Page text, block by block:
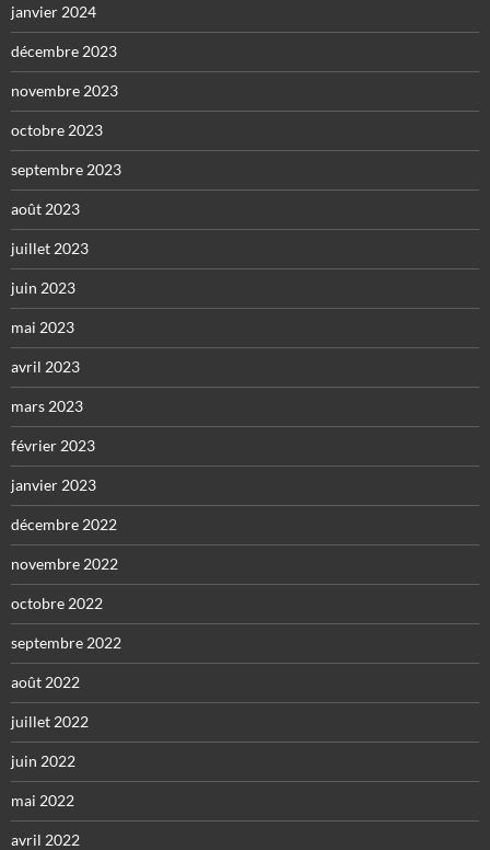
janvier 2024
décembre 2023
novembre 2023
octobre 2023
septembre 2023
août 2023
juillet 2023
juin 2023
mai 2023
avril 2023
mars 2023
février 2023
janvier 2023
décembre 2022
novembre 2022
octobre 2022
septembre 2022
août 2022
juillet 2022
juin 2022
mai 2022
avril 2022